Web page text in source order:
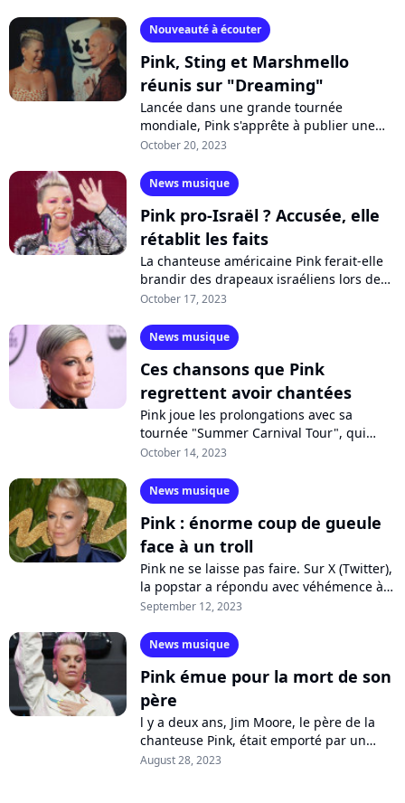
Nouveauté à écouter
Pink, Sting et Marshmello
réunis sur "Dreaming"
Lancée dans une grande tournée
mondiale, Pink s'apprête à publier une
réédition de son dernier album
morceau...
October 20, 2023
News musique
Pink pro-Israël ? Accusée, elle
rétablit les faits
La chanteuse américaine Pink ferait-elle
brandir des drapeaux israéliens lors de
ses concerts ? Alors que la guerre qui
October 17, 2023
News musique
Ces chansons que Pink
regrettent avoir chantées
Pink joue les prolongations avec sa
tournée "Summer Carnival Tour", qui
s'étalera jusqu'en mars 2024. Un
interprète...
October 14, 2023
News musique
Pink : énorme coup de gueule
face à un troll
Pink ne se laisse pas faire. Sur X (Twitter),
la popstar a répondu avec véhémence à
un internaute qui s'est moqué d'elle à
September 12, 2023
News musique
Pink émue pour la mort de son
père
l y a deux ans, Jim Moore, le père de la
chanteuse Pink, était emporté par un
cancer. Sur ses réseaux sociaux, la star lui
August 28, 2023